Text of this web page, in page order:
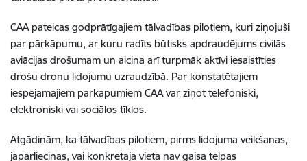
CAA pateicas godprātīgajiem tālvadības pilotiem, kuri ziņojuši
par pārkāpumu, ar kuru radīts būtisks apdraudējums civilās
aviācijas drošumam un aicina arī turpmāk aktīvi iesaistīties
drošu dronu lidojumu uzraudzībā. Par konstatētajiem
iespējamajiem pārkāpumiem CAA var ziņot telefoniski,
elektroniski vai sociālos tīklos.
Atgādinām, ka tālvadības pilotiem, pirms lidojuma veikšanas,
jāpārliecinās, vai konkrētajā vietā nav gaisa telpas